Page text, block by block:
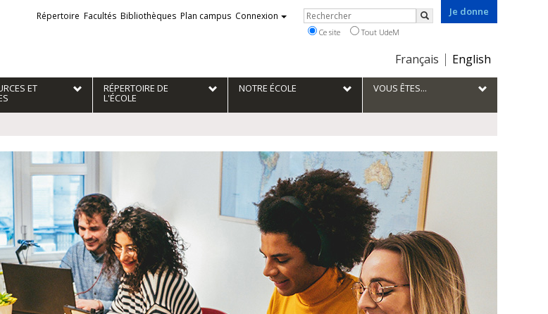
Je donne
Choix
la
langue
Français English
Liens
externes
Répertoire Facultés Bibliothèques Plan campus Connexion Rechercher
Rechercher
Ce site Tout UdeM
ET RÉPERTOIRE DE
L'ÉCOLE
NOTRE ÉCOLE VOUS ÊTES...